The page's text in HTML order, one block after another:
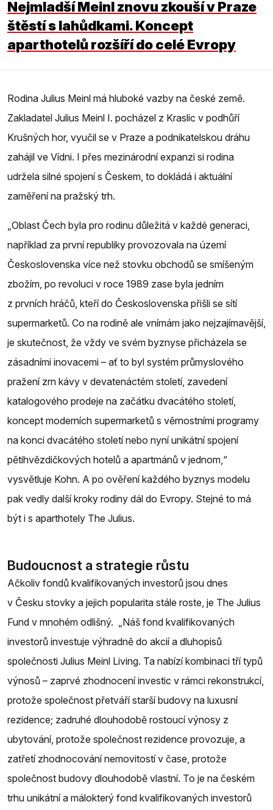
Nejmladší Meinl znovu zkouší v Praze
štěstí s lahůdkami. Koncept
aparthotelů rozšíří do celé Evropy
Rodina Julius Meinl má hluboké vazby na české země.
Zakladatel Julius Meinl I. pocházel z Kraslic v podhůří
Krušných hor, vyučil se v Praze a podnikatelskou dráhu
zahájil ve Vídni. I přes mezinárodní expanzi si rodina
udržela silné spojení s Českem, to dokládá i aktuální
zaměření na pražský trh.
„Oblast Čech byla pro rodinu důležitá v každé generaci,
například za první republiky provozovala na území
Československa více než stovku obchodů se smíšeným
zbožím, po revoluci v roce 1989 zase byla jedním
z prvních hráčů, kteří do Československa přišli se sítí
supermarketů. Co na rodině ale vnímám jako nejzajímavější,
je skutečnost, že vždy ve svém byznyse přicházela se
zásadními inovacemi – ať to byl systém průmyslového
pražení zrn kávy v devatenáctém století, zavedení
katalogového prodeje na začátku dvacátého století,
koncept moderních supermarketů s věrnostními programy
na konci dvacátého století nebo nyní unikátní spojení
pětihvězdičkových hotelů a apartmánů v jednom,“
vysvětluje Kohn. A po ověření každého byznys modelu
pak vedly další kroky rodiny dál do Evropy. Stejné to má
být i s aparthotely The Julius.
Budoucnost a strategie růstu
Ačkoliv fondů kvalifikovaných investorů jsou dnes
v Česku stovky a jejich popularita stále roste, je The Julius
Fund v mnohém odlišný. „Náš fond kvalifikovaných
investorů investuje výhradně do akcií a dluhopisů
společnosti Julius Meinl Living. Ta nabízí kombinaci tří typů
výnosů – zaprvé zhodnocení investic v rámci rekonstrukcí,
protože společnost přetváří starší budovy na luxusní
rezidence; zadruhé dlouhodobě rostoucí výnosy z
ubytování, protože společnost rezidence provozuje, a
zatřetí zhodnocování nemovitostí v čase, protože
společnost budovy dlouhodobě vlastní. To je na českém
trhu unikátní a málokterý fond kvalifikovaných investorů